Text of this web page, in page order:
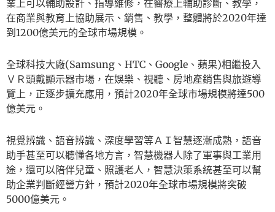
業上可以輔助設計、指導維修，在醫療上輔助診斷、教學，
在商業與教育上協助展示、銷售、教學，整體將於2020年達
到1200億美元的全球市場規模。
全球科技大廠(Samsung、HTC、Google、蘋果)相繼投入
ＶＲ頭戴顯示器市場，在娛樂、視聽、房地產銷售與旅遊導
覽上，正逐步擴充應用，預計2020年全球市場規模將達500
億美元。
視覺辨識、語音辨識、深度學習等ＡＩ智慧逐漸成熟，語音
助手甚至可以聽懂各地方言，智慧機器人除了軍事與工業用
途，還可以陪伴兒童、照護老人，智慧決策系統甚至可以幫
助企業判斷經營方針，預計2020年全球市場規模將突破
5000億美元。